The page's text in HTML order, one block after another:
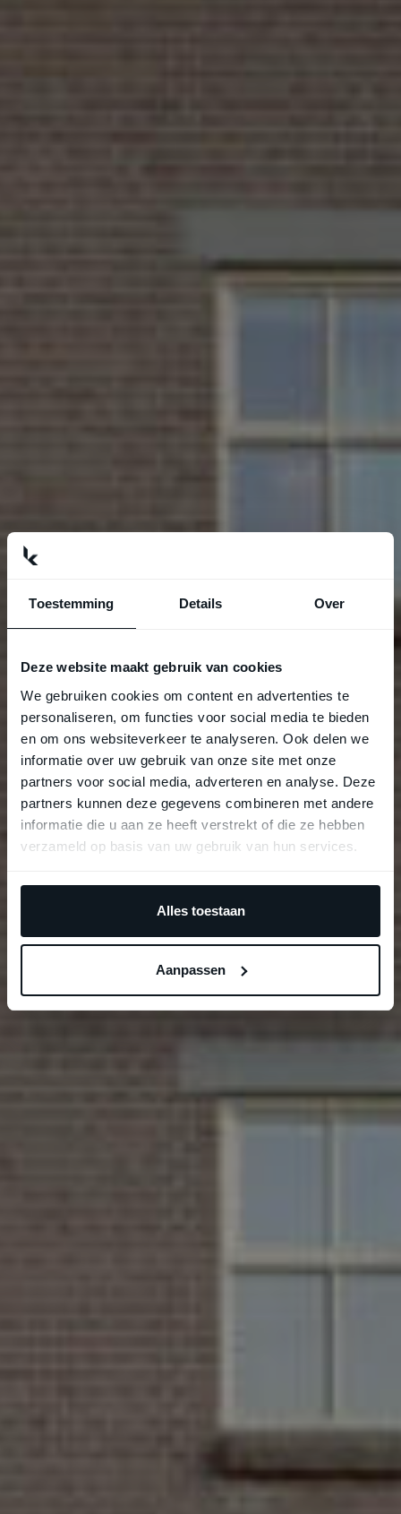
Toestemming Details Over
Deze website maakt gebruik van cookies
We gebruiken cookies om content en advertenties te
personaliseren, om functies voor social media te bieden
en om ons websiteverkeer te analyseren. Ook delen we
informatie over uw gebruik van onze site met onze
partners voor social media, adverteren en analyse. Deze
partners kunnen deze gegevens combineren met andere
informatie die u aan ze heeft verstrekt of die ze hebben
verzameld op basis van uw gebruik van hun services.
Alles toestaan
Aanpassen